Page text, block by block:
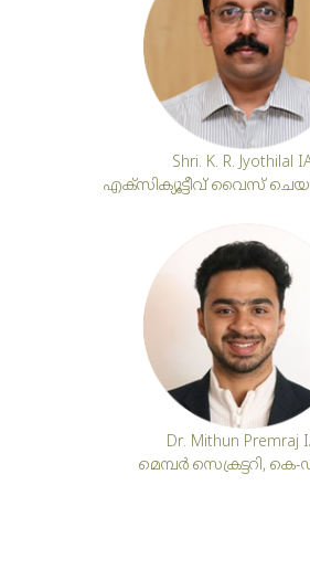
Shri. K. R. Jyothilal
എക്‌സിക്യൂട്ടീവ് വൈസ്
Dr. Mithun Premraj
മെമ്പർ സെക്രട്ടറി,